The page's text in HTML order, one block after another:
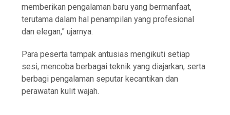
memberikan pengalaman baru yang bermanfaat,
terutama dalam hal penampilan yang profesional
dan elegan,” ujarnya.
Para peserta tampak antusias mengikuti setiap
sesi, mencoba berbagai teknik yang diajarkan, serta
berbagi pengalaman seputar kecantikan dan
perawatan kulit wajah.